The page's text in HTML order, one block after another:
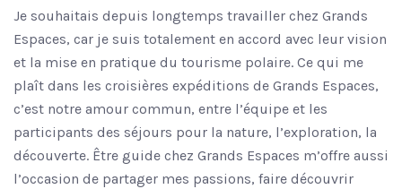
Je souhaitais depuis longtemps travailler chez Grands
Espaces, car je suis totalement en accord avec leur vision
et la mise en pratique du tourisme polaire. Ce qui me
plaît dans les croisières expéditions de Grands Espaces,
c’est notre amour commun, entre l’équipe et les
participants des séjours pour la nature, l’exploration, la
découverte. Être guide chez Grands Espaces m’offre aussi
l’occasion de partager mes passions, faire découvrir